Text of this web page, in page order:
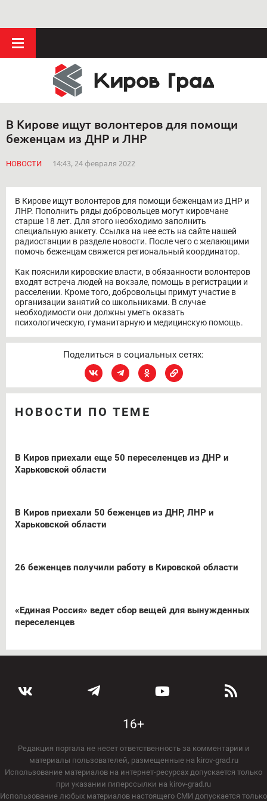
В Кирове ищут волонтеров для помощи
беженцам из ДНР и ЛНР
НОВОСТИ 14:43, 24 февраля 2022
В Кирове ищут волонтеров для помощи беженцам из ДНР и
ЛНР. Пополнить ряды добровольцев могут кировчане
старше 18 лет. Для этого необходимо заполнить
специальную анкету. Ссылка на нее есть на сайте нашей
радиостанции в разделе новости. После чего с желающими
помочь беженцам свяжется региональный координатор.
Как пояснили кировские власти, в обязанности волонтеров
входят встреча людей на вокзале, помощь в регистрации и
расселении. Кроме того, добровольцы примут участие в
организации занятий со школьниками. В случае
необходимости они должны уметь оказать
психологическую, гуманитарную и медицинскую помощь.
Поделиться в социальных сетях:
НОВОСТИ ПО ТЕМЕ
В Киров приехали еще 50 переселенцев из ДНР и
Харьковской области
В Киров приехали 50 беженцев из ДНР, ЛНР и
Харьковской области
26 беженцев получили работу в Кировской области
«Единая Россия» ведет сбор вещей для вынужденных
переселенцев
16+
Редакция портала не несет ответственность за комментарии и
материалы пользователей, размещенные на kirov-grad.ru
Использование материалов на интернет-ресурсах допускается только
при указании гиперссылки на kirov-grad.ru
Использование любых материалов настоящего СМИ допускается только